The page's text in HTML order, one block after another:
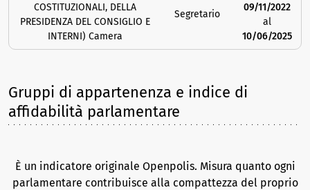
COSTITUZIONALI, DELLA
PRESIDENZA DEL CONSIGLIO E
INTERNI) Camera
Segretario
09/11/2022
al
10/06/2025
Gruppi di appartenenza e indice di
affidabilità parlamentare
È un indicatore originale Openpolis. Misura quanto ogni
parlamentare contribuisce alla compattezza del proprio